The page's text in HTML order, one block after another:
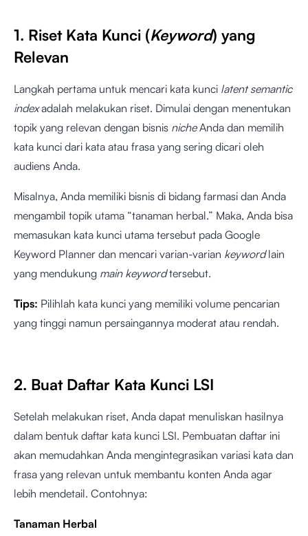
1. Riset Kata Kunci (Keyword) yang
Relevan
Langkah pertama untuk mencari kata kunci latent semantic
indexadalah melakukan riset. Dimulai dengan menentukan
topik yang relevan dengan bisnis nicheAnda dan memilih
kata kunci dari kata atau frasa yang sering dicari oleh
audiens Anda.
Misalnya, Anda memiliki bisnis di bidang farmasi dan Anda
mengambil topik utama “tanaman herbal.” Maka, Anda bisa
memasukan kata kunci utama tersebut pada Google
Keyword Planner dan mencari varian-varian keywordlain
yang mendukung main keywordtersebut.
Tips: Pilihlah kata kunci yang memiliki volume pencarian
yang tinggi namun persaingannya moderat atau rendah.
2. Buat Daftar Kata Kunci LSI
Setelah melakukan riset, Anda dapat menuliskan hasilnya
dalam bentuk daftar kata kunci LSI. Pembuatan daftar ini
akan memudahkan Anda mengintegrasikan variasi kata dan
frasa yang relevan untuk membantu konten Anda agar
lebih mendetail. Contohnya:
Tanaman Herbal